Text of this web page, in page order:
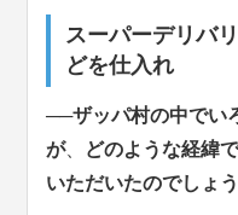
スーパーデリバ
どを仕入れ
──ザッパ村の中でい
が、 どのような経緯
いただいたのでしょ